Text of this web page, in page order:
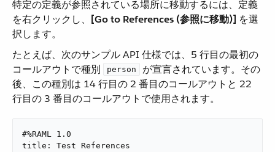
特定の定義が参照されている場所に移動するには、定義
を右クリックし、​
[Go to References (参照に移動)] ​ を選
択します。
たとえば、次のサンプル API 仕様では、5 行目の最初の
コールアウトで種別 ​
person
​ が宣言されています。その
後、この種別は 14 行目の 2 番目のコールアウトと 22
行目の 3 番目のコールアウトで使用されます。
#%RAML 1.0
title: Test References